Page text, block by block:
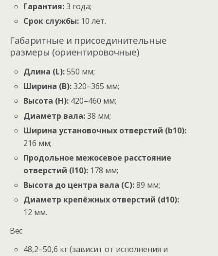
Гарантия:3 года;
Срок службы: 10 лет.
Габаритные и присоединительные
размеры (ориентировочные)
Длина (L): 550 мм;
Ширина (B): 320–365 мм;
Высота (H): 420–460 мм;
Диаметр вала: 38 мм;
Ширина установочных отверстий (b10):
216 мм;
Продольное межосевое расстояние
отверстий (l10): 178 мм;
Высота до центра вала (C): 89 мм;
Диаметр крепёжных отверстий (d10):
12 мм.
Вес
48,2–50,6 кг(зависит от исполнения и